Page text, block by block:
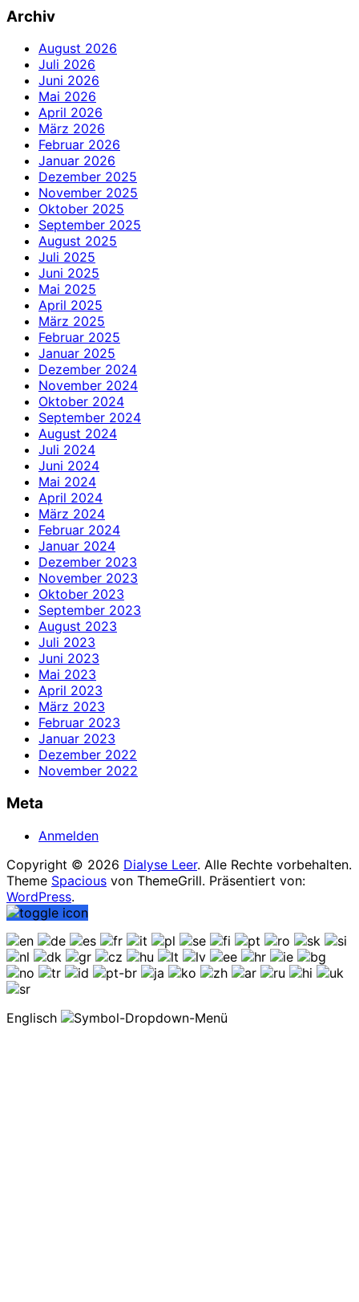
Archiv
August 2026
Juli 2026
Juni 2026
Mai 2026
April 2026
März 2026
Februar 2026
Januar 2026
Dezember 2025
November 2025
Oktober 2025
September 2025
August 2025
Juli 2025
Juni 2025
Mai 2025
April 2025
März 2025
Februar 2025
Januar 2025
Dezember 2024
November 2024
Oktober 2024
September 2024
August 2024
Juli 2024
Juni 2024
Mai 2024
April 2024
März 2024
Februar 2024
Januar 2024
Dezember 2023
November 2023
Oktober 2023
September 2023
August 2023
Juli 2023
Juni 2023
Mai 2023
April 2023
März 2023
Februar 2023
Januar 2023
Dezember 2022
November 2022
Meta
Anmelden
Copyright © 2026 Dialyse Leer. Alle Rechte vorbehalten.
Theme Spacious von ThemeGrill. Präsentiert von:
WordPress.
Englisch